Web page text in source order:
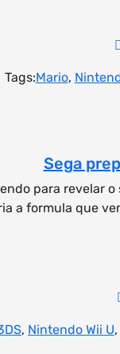
Tags:Mario,
Sega
para revelar
a formula que
, Nintendo Wii U,